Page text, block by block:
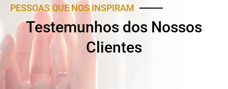
PESSOAS QUE NOS INSPIRAM
Testemunhos dos Nossos
Clientes